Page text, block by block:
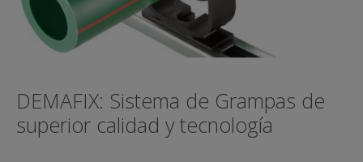
DEMAFIX: Sistema de Grampas de
superior calidad y tecnología